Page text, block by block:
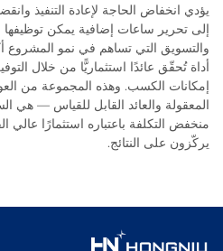
يؤدي انخفاض الحاجة لإعادة التنفيذ
إلى تحرير ساعات إضافية يمكن
والتسويق التي تساهم في نمو المشروع
أداة تُحقّق عائدًا استثماريًّا من خلال
إمكانات الكسب. وهذه المجموعة من
المعقولة والعائد القابل للقياس — هي
منخفض التكلفة باعتباره استثمارًا عالي
يركّزون على النتائج.